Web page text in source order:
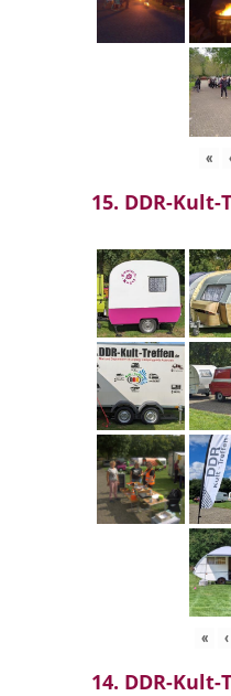
« ‹
15. DDR-
« ‹
14. DDR-